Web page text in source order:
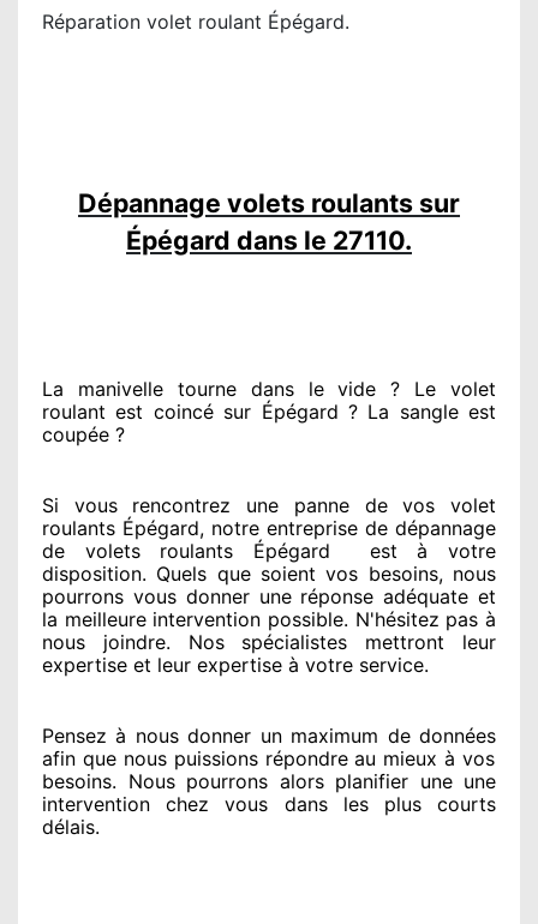
Réparation volet roulant Épégard.
Dépannage volets roulants sur
Épégard dans le 27110.
La manivelle tourne dans le vide ? Le volet
roulant est coincésur Épégard ? La sangle est
coupée ?
Si vous rencontrez une panne de vos volet
roulants Épégard, notre entreprise de dépannage
de volets roulants Épégard
est à votre
disposition. Quels que soient vos besoins, nous
pourrons vous donnerune réponse adéquate et
la meilleure intervention possible. N'hésitez pas à
nous joindre. Nos spécialistes mettront leur
expertise et leur expertise à votre service.
Pensez à nous donner un maximum de données
afin que nous puissions répondre au mieux à vos
besoins. Nous pourrons alors planifier une une
intervention chez vous dans les plus courts
délais.